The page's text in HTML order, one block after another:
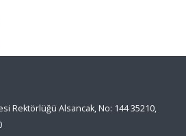
Rektörlüğü Alsancak, No: 144 35210,